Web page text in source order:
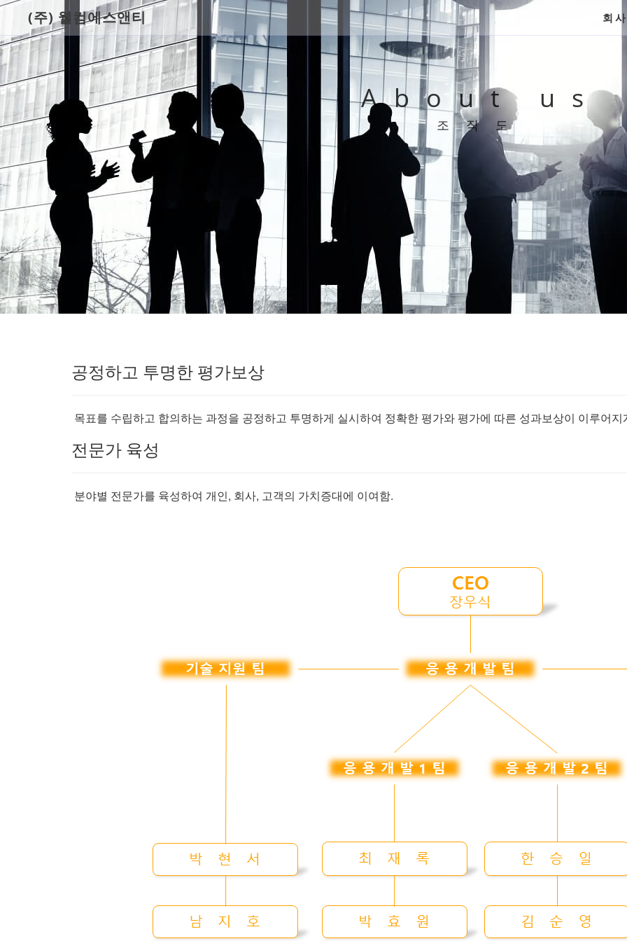
(주) 웰컴에스앤티 회
About us
조직도
공정하고 투명한 평가보상
목표를 수립하고 합의하는 과정을 공정하고 투명하게 실시하여 정확한 평가와 평가에 따른 성과보상이 이루어지
전문가 육성
분야별 전문가를 육성하여 개인, 회사, 고객의 가치증대에 이여함.